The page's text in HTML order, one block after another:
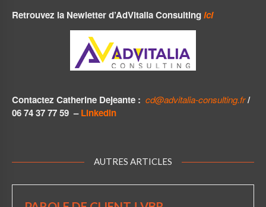
Retrouvez la Newletter d’AdVitalia Consultingici
Contactez Catherine Dejeante : cd@advitalia-consulting.fr/
06 74 37 77 59 –Linkedin
AUTRES ARTICLES